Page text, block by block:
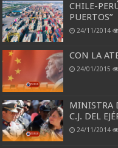
CHILE-
PUERTOS”
24/11/2014
CON LA
24/01/2015
MINISTRA
C.J. DEL
24/11/2014